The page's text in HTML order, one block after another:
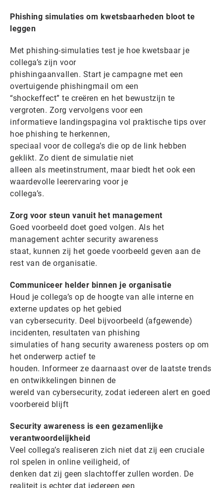
Phishing simulaties om kwetsbaarheden bloot te
leggen
Met phishing-simulaties test je hoe kwetsbaar je
collega’s zijn voor
phishingaanvallen. Start je campagne met een
overtuigende phishingmail om een
“shockeffect” te creëren en het bewustzijn te
vergroten. Zorg vervolgens voor een
informatieve landingspagina vol praktische tips over
hoe phishing te herkennen,
speciaal voor de collega’s die op de link hebben
geklikt. Zo dient de simulatie niet
alleen als meetinstrument, maar biedt het ook een
waardevolle leerervaring voor je
collega’s.
Zorg voor steun vanuit het management
Goed voorbeeld doet goed volgen. Als het
management achter security awareness
staat, kunnen zij het goede voorbeeld geven aan de
rest van de organisatie.
Communiceer helder binnen je organisatie
Houd je collega’s op de hoogte van alle interne en
externe updates op het gebied
van cybersecurity. Deel bijvoorbeeld (afgewende)
incidenten, resultaten van phishing
simulaties of hang security awareness posters op om
het onderwerp actief te
houden. Informeer ze daarnaast over de laatste trends
en ontwikkelingen binnen de
wereld van cybersecurity, zodat iedereen alert en goed
voorbereid blijft
Security awareness is een gezamenlijke
verantwoordelijkheid
Veel collega’s realiseren zich niet dat zij een cruciale
rol spelen in online veiligheid, of
denken dat zij geen slachtoffer zullen worden. De
realiteit is echter dat iedereen een